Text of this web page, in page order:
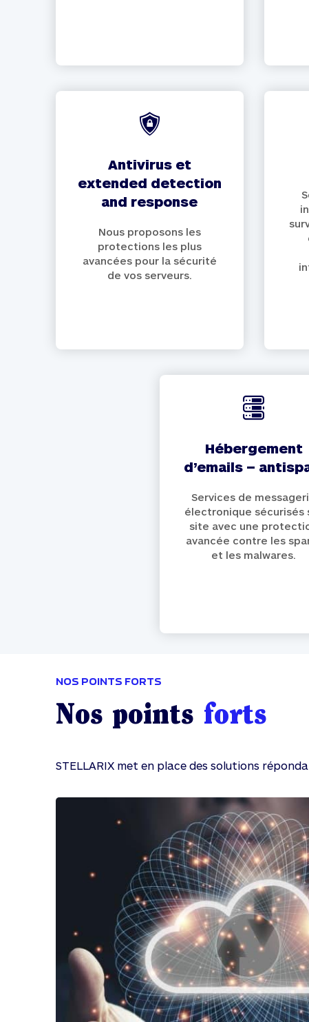
antivirus et
extended detection
and response
Nous proposons les
protections les plus
avancées pour la sécurité
de vos serveurs.
hébergement
d’emails –
Services de
électronique sécurisés
site avec une
avancée contre les
et les malwares.
NOS POINTS FORTS
Nos points forts
STELLARIX met en place des solutions